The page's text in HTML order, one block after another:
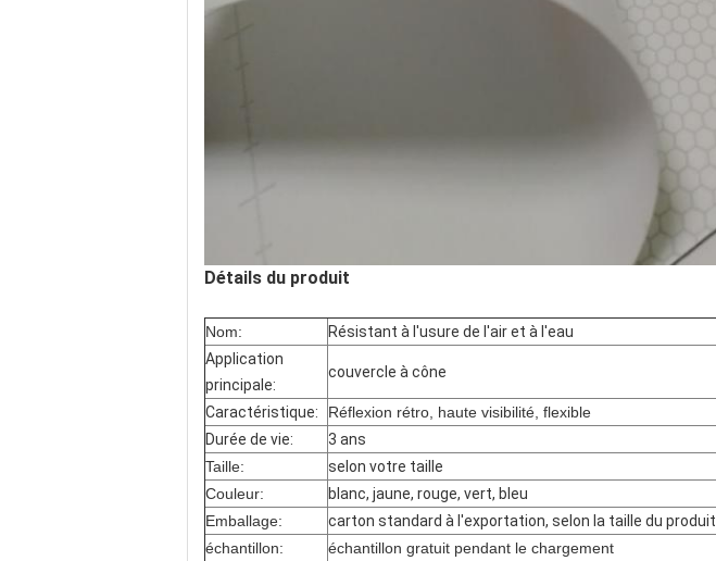
Détails du produit
Nom:
Résistant à l'usure de l'air et à l'eau
Application
principale:
couvercle à cône
Caractéristique:
Réflexion rétro, haute visibilité, flexible
Durée de vie:
3 ans
Taille:
selon votre taille
Couleur:
blanc, jaune, rouge, vert, bleu
Emballage:
carton standard à l'exportation, selon la taille du produit
échantillon:
échantillon gratuit pendant le chargement